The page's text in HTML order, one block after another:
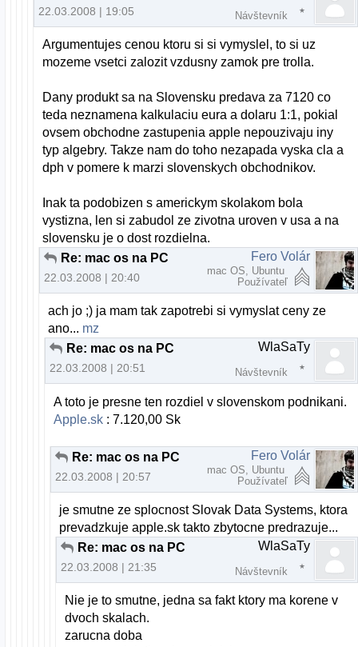
22.03.2008 | 19:05 Návštevník
Argumentujes cenou ktoru si si vymyslel, to si uz
mozeme vsetci zalozit vzdusny zamok pre trolla.
Dany produkt sa na Slovensku predava za 7120 co
teda neznamena kalkulaciu eura a dolaru 1:1, pokial
ovsem obchodne zastupenia apple nepouzivaju iny
typ algebry. Takze nam do toho nezapada vyska cla a
dph v pomere k marzi slovenskych obchodnikov.
Inak ta podobizen s americkym skolakom bola
vystizna, len si zabudol ze zivotna uroven v usa a na
slovensku je o dost rozdielna.
Re: mac os na PC
22.03.2008 | 20:40
Fero Volár
mac OS, Ubuntu
Používateľ
ach jo ;) ja mam tak zapotrebi si vymyslat ceny ze
ano... mz
Re: mac os na PC
22.03.2008 | 20:51
WlaSaTy
Návštevník
A toto je presne ten rozdiel v slovenskom podnikani.
Apple.sk : 7.120,00 Sk
Re: mac os na PC
22.03.2008 | 20:57
Fero Volár
mac OS, Ubuntu
Používateľ
je smutne ze splocnost Slovak Data Systems, ktora
prevadzkuje apple.sk takto zbytocne predrazuje...
Re: mac os na PC
22.03.2008 | 21:35
WlaSaTy
Návštevník
Nie je to smutne, jedna sa fakt ktory ma korene v
dvoch skalach.
zarucna doba